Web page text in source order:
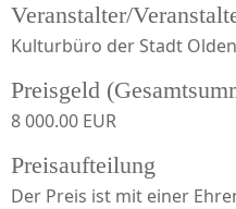
Veranstalter/
Kulturbüro der Stadt
Preisgeld
8 000.00 EUR
Preisaufteilung
Der Preis ist mit einer